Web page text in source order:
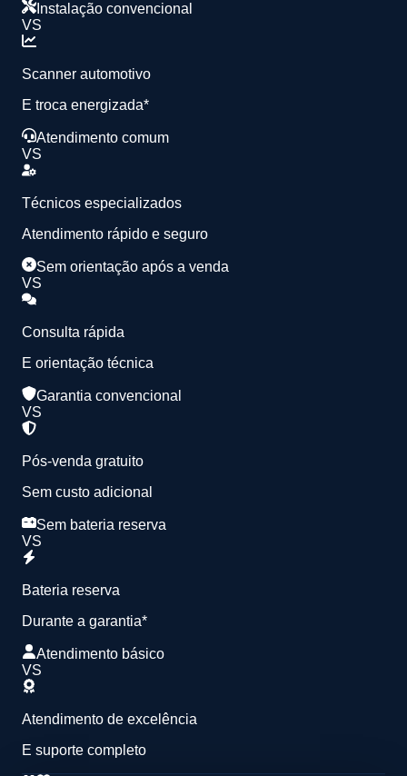
Instalação convencional
VS
Scanner automotivo
E troca energizada*
Atendimento comum
VS
Técnicos especializados
Atendimento rápido e seguro
Sem orientação após a venda
VS
Consulta rápida
E orientação técnica
Garantia convencional
VS
Pós-venda gratuito
Sem custo adicional
Sem bateria reserva
VS
Bateria reserva
Durante a garantia*
Atendimento básico
VS
Atendimento de excelência
E suporte completo